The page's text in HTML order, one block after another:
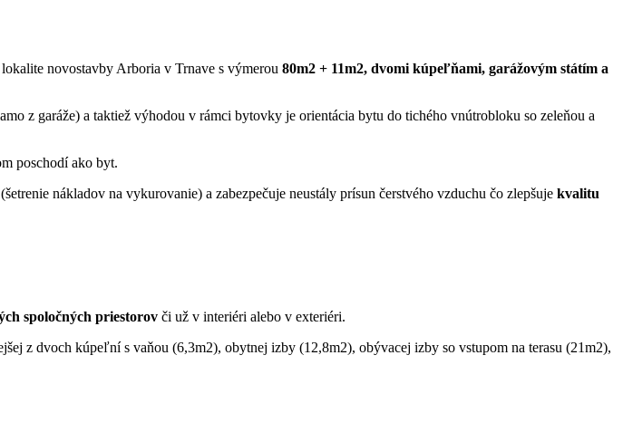
novostavby Arboria v Trnave s výmerou 80m2 + 11m2, dvomi kúpeľňami, garážovým státím a
z garáže) a taktiež výhodou v rámci bytovky je orientácia bytu do tichého vnútrobloku so zeleňou a
poschodí ako byt.
(šetrenie nákladov na vykurovanie) a zabezpečuje neustály prísun čerstvého vzduchu čo zlepšuje kvalitu
spoločných priestorov či už v interiéri alebo v exteriéri.
z dvoch kúpeľní s vaňou (6,3m2), obytnej izby (12,8m2), obývacej izby so vstupom na terasu (21m2),